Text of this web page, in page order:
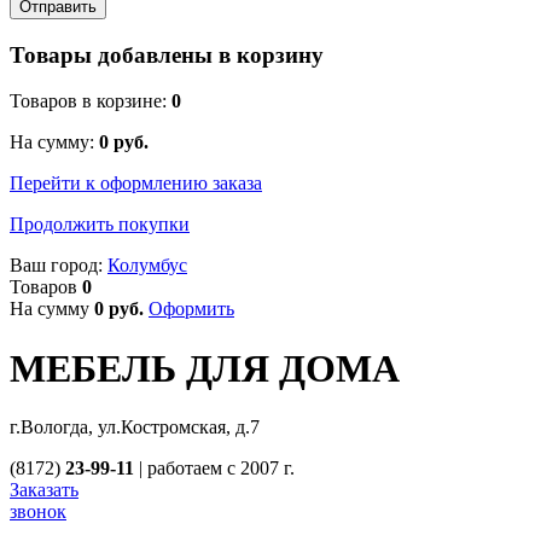
Товары добавлены в корзину
Товаров в корзине: 0
На сумму: 0 руб.
Перейти к оформлению заказа
Продолжить покупки
Ваш город: Колумбус
Товаров 0
На сумму 0 руб. Оформить
МЕБЕЛЬ ДЛЯ ДОМА
г.Вологда, ул.Костромская, д.7
(8172) 23-99-11 | работаем с 2007 г.
Заказать
звонок